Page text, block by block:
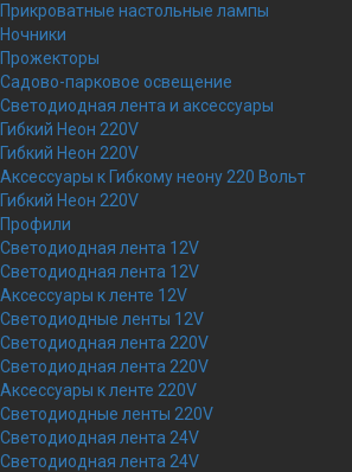
Прикроватные настольные лампы
Ночники
Прожекторы
Садово-парковое освещение
Светодиодная лента и аксессуары
Гибкий Неон 220V
Гибкий Неон 220V
Аксессуары к Гибкому неону 220 Вольт
Гибкий Неон 220V
Профили
Светодиодная лента 12V
Светодиодная лента 12V
Аксессуары к ленте 12V
Светодиодные ленты 12V
Светодиодная лента 220V
Светодиодная лента 220V
Аксессуары к ленте 220V
Светодиодные ленты 220V
Светодиодная лента 24V
Светодиодная лента 24V